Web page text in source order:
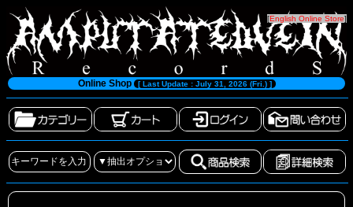
[English Online Store]
Online Shop [ Last Update : July 31, 2026 (Fri.) ]